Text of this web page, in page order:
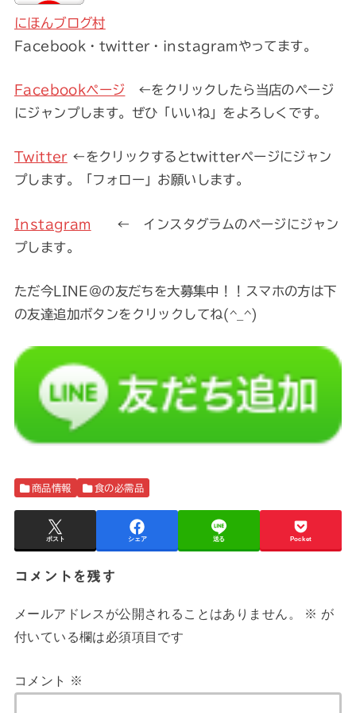
にほんブログ村
Facebook・twitter・instagramやってます。
Facebookページ ←をクリックしたら当店のページ
にジャンプします。ぜひ「いいね」をよろしくです。
Twitter ←をクリックするとtwitterページにジャン
プします。「フォロー」お願いします。
Instagram ← インスタグラムのページにジャン
プします。
ただ今LINE@の友だちを大募集中！！スマホの方は下
の友達追加ボタンをクリックしてね(^_^)
商品情報 食の必需品
ポスト シェア 送る Pocket
コメントを残す
メールアドレスが公開されることはありません。 ※ が
付いている欄は必須項目です
コメント ※